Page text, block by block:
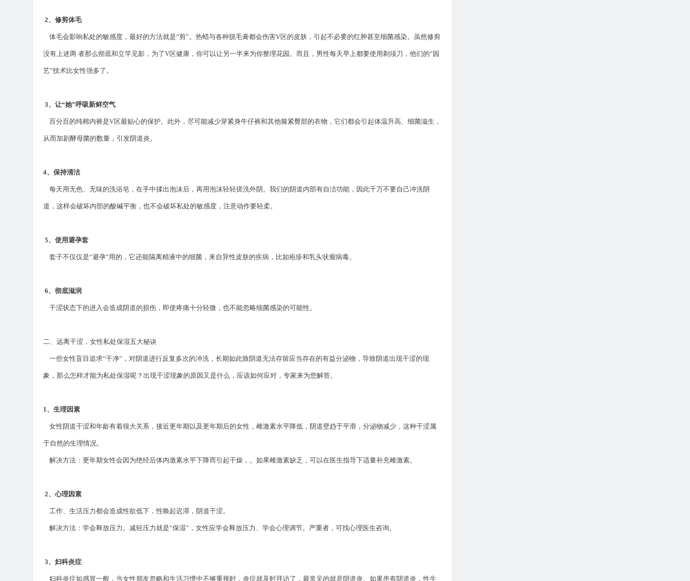
2、修剪体毛
体毛会影响私处的敏感度，最好的方法就是“剪”。热蜡与各种脱毛膏都会伤害V区的皮肤，引起不必要的红肿甚至细菌感染。虽然修剪
没有上述两 者那么彻底和立竿见影，为了V区健康，你可以让另一半来为你整理花园。而且，男性每天早上都要使用剃须刀，他们的“ 园
艺”技术比女性强多了。
3、让“她”呼吸新鲜空气
百分百的纯棉内裤是V区最贴心的保护。此外，尽可能减少穿紧身牛仔裤和其他箍紧臀部的衣物，它们都会引起体温升高、细菌滋生，
从而加剧酵母菌的数量，引发阴道炎。
4、保持清洁
每天用无色、无味的洗浴皂，在手中揉出泡沫后，再用泡沫轻轻搓洗外阴。我们的阴道内部有自洁功能，因此千万不要自己冲洗阴
道，这样会破坏内部的酸碱平衡，也不会破坏私处的敏感度，注意动作要轻柔。
5、使用避孕套
套子不仅仅是“避孕”用的，它还能隔离精液中的细菌，来自异性皮肤的疾病，比如疱疹和乳头状瘤病毒。
6、彻底滋润
干涩状态下的进入会造成阴道的损伤，即使疼痛十分轻微，也不能忽略细菌感染的可能性。
二、 远离干涩，女性私处保湿五大秘诀
一些女性盲目追求“干净” ，对阴道进行反复多次的冲洗，长期如此致阴道无法存留应当存在的有益分泌物，导致阴道出现干涩的现
象，那么怎样才能为私处保湿呢？出现干涩现象的原因又是什么，应该如何应对，专家来为您解答。
1、生理因素
女性阴道干涩和年龄有着很大关系，接近更年期以及更年期后的女性，雌激素水平降低，阴道壁趋于平滑，分泌物减少，这种干涩属
于自然的生理情况。
解决方法：更年期女性会因为绝经后体内激素水平下降而引起干燥，。如果雌激素缺乏，可以在医生指导下适量补充雌激素。
2、心理因素
工作、生活压力都会造成性欲低下，性唤起迟滞，阴道干涩。
解决方法：学会释放压力。减轻压力就是“保湿” ，女性应学会释放压力、学会心理调节。严重者，可找心理医生咨询。
3、妇科炎症
妇科炎症如感冒一般，当女性朋友忽略和生活习惯中不够重视时，炎症就及时拜访了，最常见的就是阴道炎。如果患有阴道炎，性生